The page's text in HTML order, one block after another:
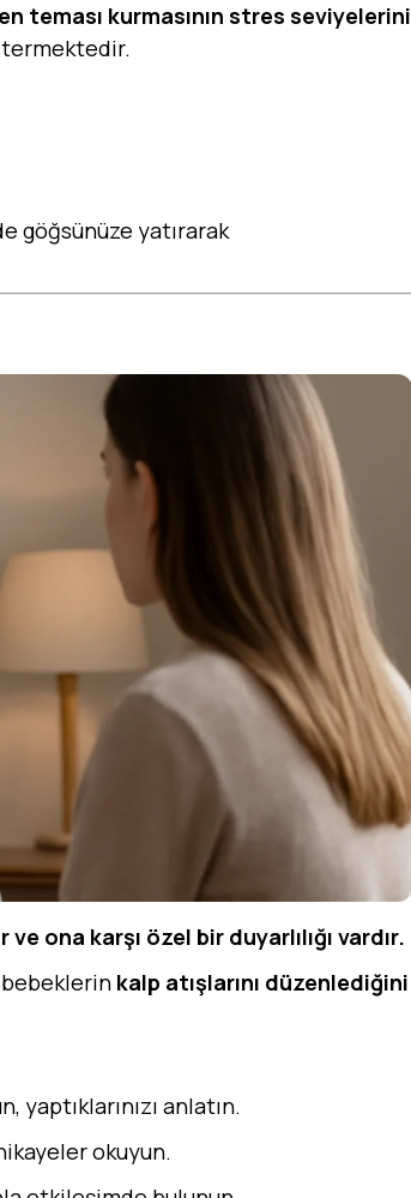
teması kurmasının stres seviyelerini
göğsünüze yatırarak
ona karşı özel bir duyarlılığı vardır.
bebeklerin kalp atışlarını düzenlediğini
anlatın.
okuyun.